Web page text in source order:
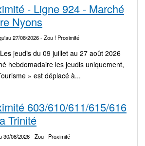
- Ligne 924 - Marché
Nyons
27/08/2026- Zou ! Proximité
jeudis du 09 juillet au 27 août 2026
hebdomadaire les jeudis uniquement,
» est déplacé à...
603/610/611/615/616
Trinité
30/08/2026- Zou ! Proximité